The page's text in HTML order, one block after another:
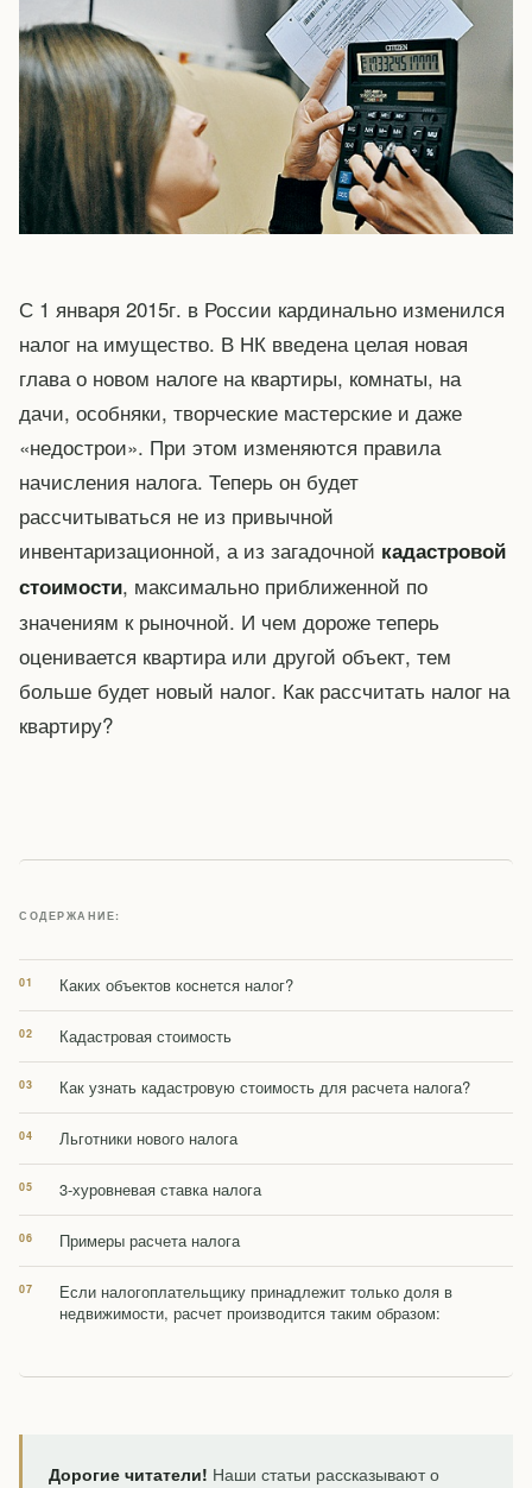
С 1 января 2015г. в России кардинально изменился
налог на имущество. В НК введена целая новая
глава о новом налоге на квартиры, комнаты, на
дачи, особняки, творческие мастерские и даже
«недострои». При этом изменяются правила
начисления налога. Теперь он будет
рассчитываться не из привычной
инвентаризационной, а из загадочной кадастровой
стоимости, максимально приближенной по
значениям к рыночной. И чем дороже теперь
оценивается квартира или другой объект, тем
больше будет новый налог. Как рассчитать налог на
квартиру?
СОДЕРЖАНИЕ:
Каких объектов коснется налог?
Кадастровая стоимость
Как узнать кадастровую стоимость для расчета налога?
Льготники нового налога
3-хуровневая ставка налога
Примеры расчета налога
Если налогоплательщику принадлежит только доля в
недвижимости, расчет производится таким образом:
Дорогие читатели! Наши статьи рассказывают о